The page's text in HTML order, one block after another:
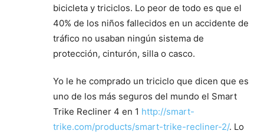
bicicleta y triciclos. Lo peor de todo es que el
40% de los niños fallecidos en un accidente de
tráfico no usaban ningún sistema de
protección, cinturón, silla o casco.
Yo le he comprado un triciclo que dicen que es
uno de los más seguros del mundo el Smart
Trike Recliner 4 en 1 http://smart-
trike.com/products/smart-trike-recliner-2/. Lo